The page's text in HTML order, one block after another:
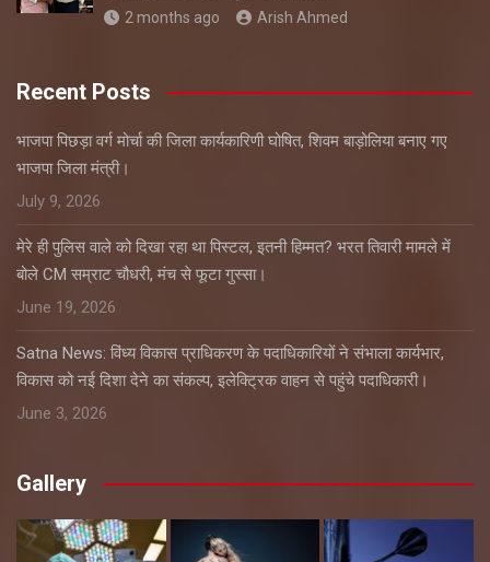
2 months ago Arish Ahmed
Recent Posts
भाजपा पिछड़ा वर्ग मोर्चा की जिला कार्यकारिणी घोषित, शिवम बाड़ोलिया बनाए गए
भाजपा जिला मंत्री।
July 9, 2026
मेरे ही पुलिस वाले को दिखा रहा था पिस्टल, इतनी हिम्मत? भरत तिवारी मामले में
बोले CM सम्राट चौधरी, मंच से फूटा गुस्सा।
June 19, 2026
Satna News: विंध्य विकास प्राधिकरण के पदाधिकारियों ने संभाला कार्यभार,
विकास को नई दिशा देने का संकल्प, इलेक्ट्रिक वाहन से पहुंचे पदाधिकारी।
June 3, 2026
Gallery